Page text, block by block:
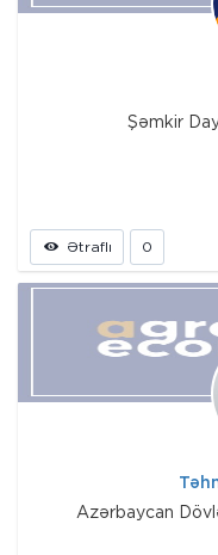
Şəmkir
Ətraflı 0
Azərbaycan